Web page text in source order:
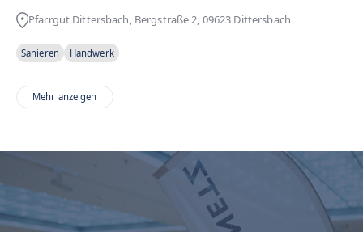
Pfarrgut Dittersbach, Bergstraße 2, 09623 Dittersbach
Sanieren Handwerk
Mehr anzeigen